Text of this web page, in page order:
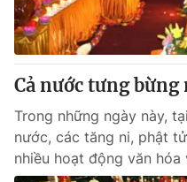
Cả nước tưng bừng
Trong những ngày này,
nước, các tăng ni, phật
nhiều hoạt động văn hóa